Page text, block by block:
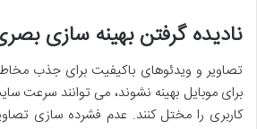
نادیده گرفتن بهینه سازی
تصاویر و ویدئوهای باکیفیت برای جذب
برای موبایل بهینه نشوند، می توانند سرعت
کاربری را مختل کنند. عدم فشرده سازی